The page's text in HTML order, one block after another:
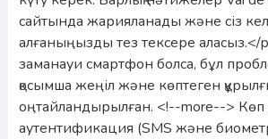
сайтында жарияланады және сіз
алғаныңызды тез тексере аласыз.</
заманауи смартфон болса, бұл
қосымша жеңіл және көптеген
оңтайландырылған. <!--more-->
аутентификация (SMS және